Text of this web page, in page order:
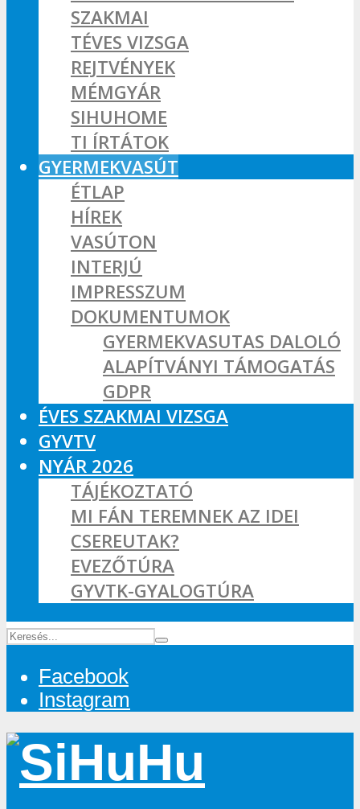
SZAKMAI
TÉVES VIZSGA
REJTVÉNYEK
MÉMGYÁR
SIHUHOME
TI ÍRTÁTOK
GYERMEKVASÚT
ÉTLAP
HÍREK
VASÚTON
INTERJÚ
IMPRESSZUM
DOKUMENTUMOK
GYERMEKVASUTAS DALOLÓ
ALAPÍTVÁNYI TÁMOGATÁS
GDPR
ÉVES SZAKMAI VIZSGA
GYVTV
NYÁR 2026
TÁJÉKOZTATÓ
MI FÁN TEREMNEK AZ IDEI
CSEREUTAK?
EVEZŐTÚRA
GYVTK-GYALOGTÚRA
Facebook
Instagram